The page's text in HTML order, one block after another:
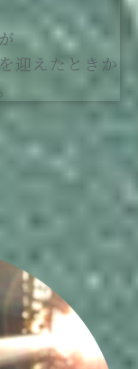
迎えたときか